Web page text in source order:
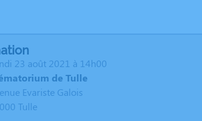
23 août 2021 à 14h00
de Tulle
Evariste Galois
Tulle